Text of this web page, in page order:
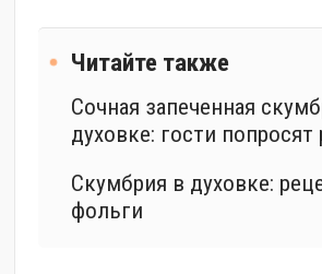
Читайте также
Сочная запеченная
духовке: гости попросят
Скумбрия в духовке:
фольги